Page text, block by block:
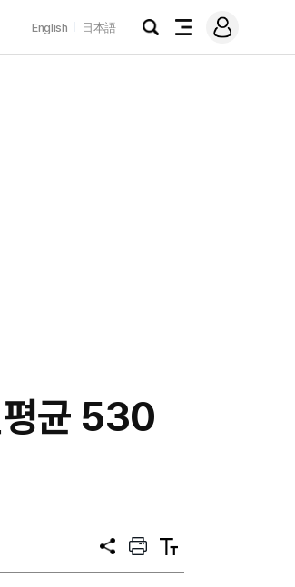
English 日本語
검
전
메
그
균 530
공
프
트
텍
트